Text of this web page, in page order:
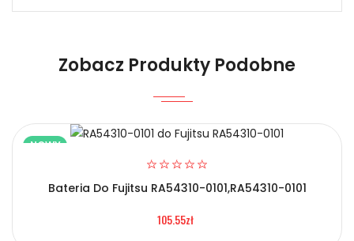
Certyfikaty bezpieczeństwa i zgodności
1.Model urządzenia
Zobacz Produkty Podobne
NOWY
Bateria Do Fujitsu RA54310-0101,RA54310-0101
105.55zł